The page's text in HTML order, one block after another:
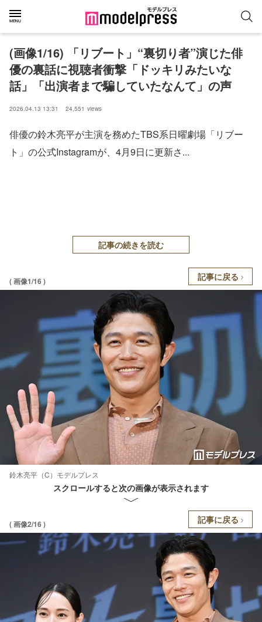
(画像1/16) 「リブート」“裏切り者”演じた俳
優の裏話に視聴者衝撃「ドッキリみたいな
話」「出演者まで騙していたなんて」の声
2026.04.13 13:31 24,551 views
俳優の鈴木亮平が主演を務めたTBS系日曜劇場「リブー
ト」の公式Instagramが、4月9日に更新さ...
記事の続きを読む
( 画像1/16 ) 記事に戻る
鈴木亮平（C）モデルプレス
スクロールすると次の画像が表示されます
( 画像2/16 ) 記事に戻る